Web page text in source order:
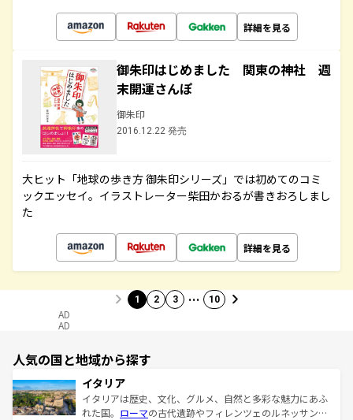
詳細を見る
御朱印はじめました 関東の神社 週
末開運さんぽ
御朱印
2016.12.22 発売
大ヒット「地球の歩き方 御朱印シリーズ」では初めてのコミ
ックエッセイ。イラストレーター柴田かおるが書きおろしまし
た
詳細を見る
1 2 3 … 10
AD
AD
人気の国と地域から探す
イタリア
イタリアは歴史、文化、グルメ、自然と多彩な魅力にあふ
れた国。 ローマの古代遺跡やフィレンツェのルネッサンス